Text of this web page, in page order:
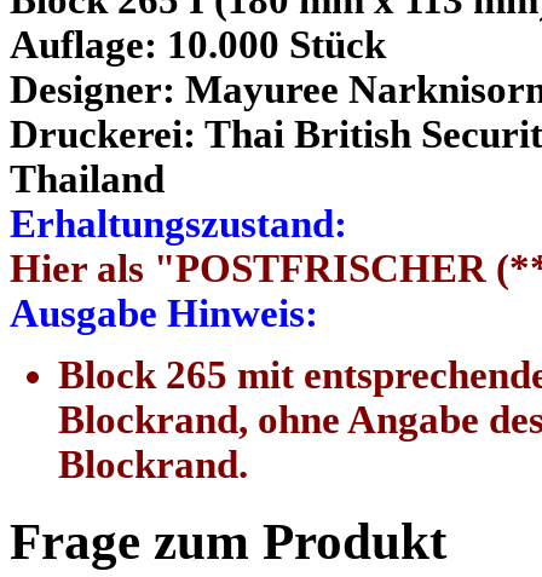
Auflage: 10.000 Stück
Designer: Mayuree
Druckerei: Thai British
Thailand
Erhaltungszustand:
Hier als "POSTFRISCHER
Ausgabe Hinweis:
Block 265 mit
Blockrand, ohne Angabe
Blockrand.
Frage zum Produkt